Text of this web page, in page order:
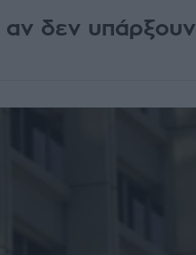
αν δεν υπάρξουν